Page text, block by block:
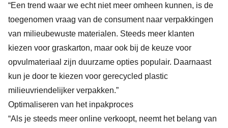
“Een trend waar we echt niet meer omheen kunnen, is de
toegenomen vraag van de consument naar verpakkingen
van milieubewuste materialen. Steeds meer klanten
kiezen voor graskarton, maar ook bij de keuze voor
opvulmateriaal zijn duurzame opties populair. Daarnaast
kun je door te kiezen voor gerecycled plastic
milieuvriendelijker verpakken.”
Optimaliseren van het inpakproces
“Als je steeds meer online verkoopt, neemt het belang van